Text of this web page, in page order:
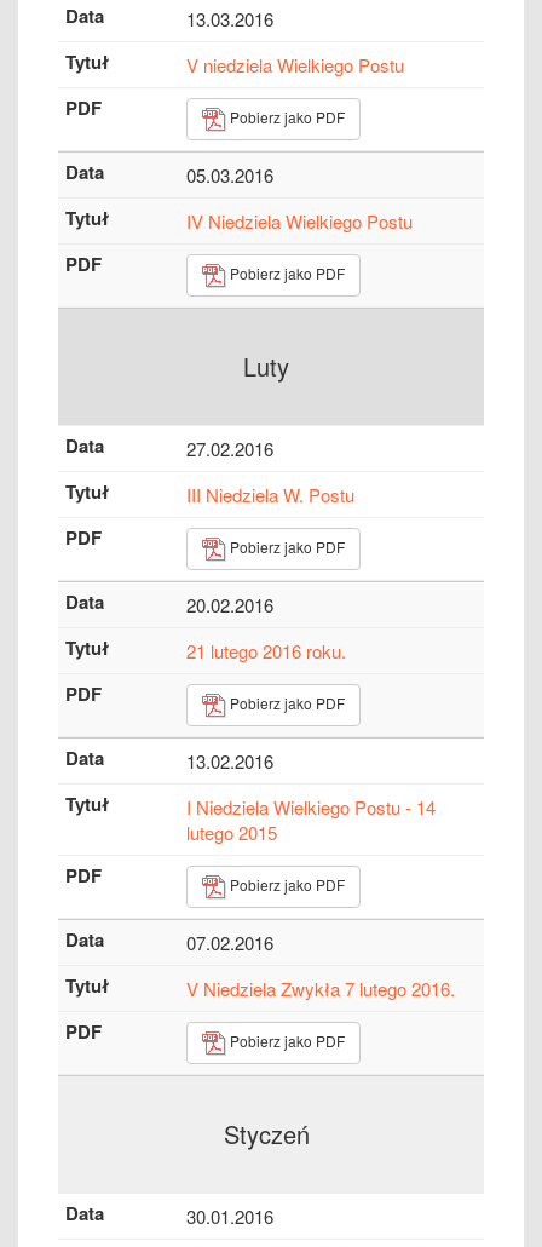
13.03.2016
V niedziela Wielkiego Postu
Pobierz jako PDF
05.03.2016
IV Niedziela Wielkiego Postu
Pobierz jako PDF
Luty
27.02.2016
III Niedziela W. Postu
Pobierz jako PDF
20.02.2016
21 lutego 2016 roku.
Pobierz jako PDF
13.02.2016
I Niedziela Wielkiego Postu - 14
lutego 2015
Pobierz jako PDF
07.02.2016
V Niedziela Zwykła 7 lutego 2016.
Pobierz jako PDF
Styczeń
30.01.2016